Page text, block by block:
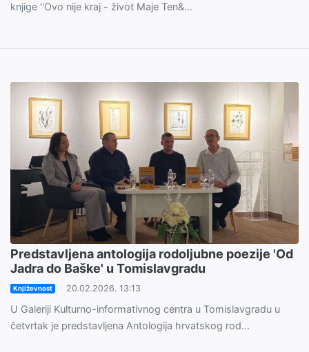
knjige ''Ovo nije kraj - život Maje Ten&...
Predstavljena antologija rodoljubne poezije 'Od
Jadra do Baške' u Tomislavgradu
Književnost 20.02.2026. 13:13
U Galeriji Kulturno-informativnog centra u Tomislavgradu u
četvrtak je predstavljena Antologija hrvatskog rod...